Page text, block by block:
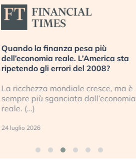
Quando la finanza pesa più
dell’economia reale. L’America sta
ripetendo gli errori del 2008?
La ricchezza mondiale cresce, ma è
sempre più sganciata dall’economia
reale. (…)
24 luglio 2026